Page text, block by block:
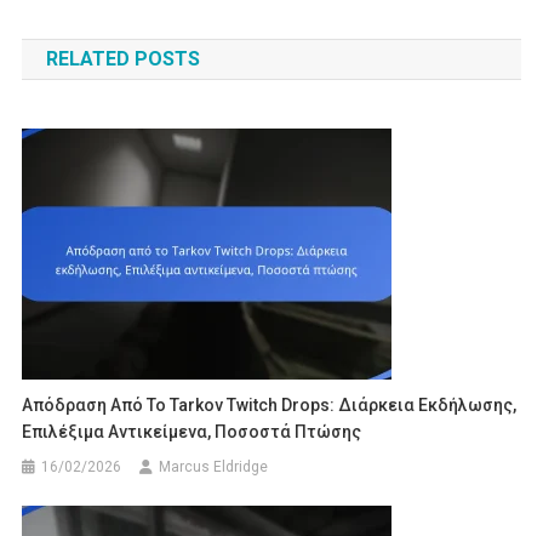
navigation
RELATED POSTS
Απόδραση Από Το Tarkov Twitch Drops: Διάρκεια Εκδήλωσης,
Επιλέξιμα Αντικείμενα, Ποσοστά Πτώσης
16/02/2026 Marcus Eldridge